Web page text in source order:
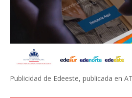
Publicidad de Edeeste, publicada en